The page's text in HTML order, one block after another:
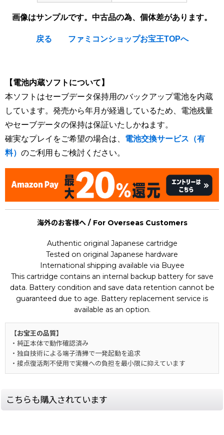
画像はサンプルです。中古品の為、個体差があります。
戻る ファミコンショップお宝王TOPへ
【電池内蔵ソフトについて】
本ソフトはセーブデータ保持用のバックアップ電池を内蔵
しています。発売から年月が経過しているため、電池残量
やセーブデータの保持は保証いたしかねます。
確実なプレイをご希望の場合は、 電池交換サービス（有
料） のご利用もご検討ください。
海外のお客様へ / For Overseas Customers
Authentic original Japanese cartridge
Tested on original Japanese hardware
International shipping available via Buyee
This cartridge contains an internal backup battery for save
data. Battery condition and save data retention cannot be
guaranteed due to age. Battery replacement service is
available as an option.
【お宝王の品質】
・純正本体で動作確認済み
・独自技術による端子清掃で一発起動を追求
・接点復活剤不使用で実機への負担を最小限に抑えています
こちらも購入されています